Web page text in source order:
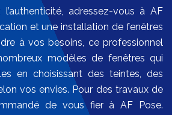
adressez-vous à AF
et une installation de fenêtres
à vos besoins, ce professionnel
modèles de fenêtres qui
en choisissant des teintes, des
vos envies. Pour des travaux de
de vous fier à AF Pose.